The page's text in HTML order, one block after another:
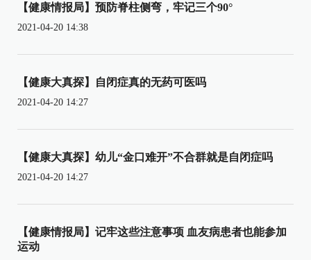
【健康情报局】预防脊柱侧弯，牢记三个90°
2021-04-20 14:38
【健康大真探】自闭症真的无药可医吗
2021-04-20 14:27
【健康大真探】幼儿“金口难开”不合群就是自闭症吗
2021-04-20 14:27
【健康情报局】记牢这些注意事项 血友病患者也能参加
运动